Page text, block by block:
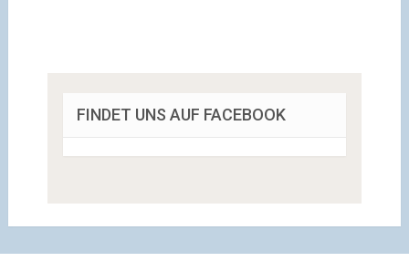
FINDET UNS AUF FACEBOOK